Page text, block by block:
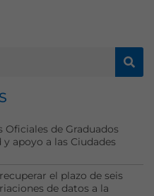
Oficiales de Graduados
apoyo a las Ciudades
el plazo de seis
de datos a la